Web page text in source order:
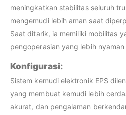
meningkatkan stabilitas seluruh
mengemudi lebih aman saat
Saat ditarik, ia memiliki mobilitas
pengoperasian yang lebih
Konfigurasi:
Sistem kemudi elektronik EPS
yang membuat kemudi lebih
akurat, dan pengalaman